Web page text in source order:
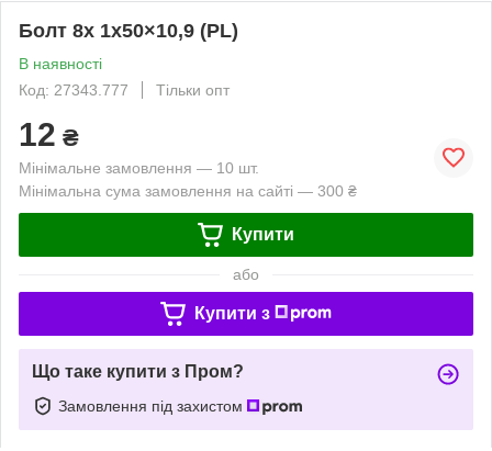
Болт 8х 1х50×10,9 (PL)
В наявності
Код: 27343.777
Тільки опт
12 ₴
Мінімальне замовлення — 10 шт.
Мінімальна сума замовлення на сайті — 300 ₴
Купити
або
Купити з
Що таке купити з Пром?
Замовлення під захистом